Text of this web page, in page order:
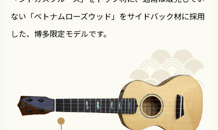
ない「ベトナムローズウッド」をサイドバック材に採用
した、博多限定モデルです。